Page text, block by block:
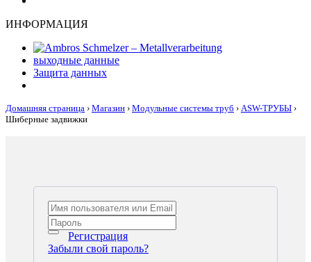
ИНФОРМАЦИЯ
выходные данные
Защита данных
Домашняя страница › Магазин › Модульные системы труб › ASW-ТРУБЫ ›
Шиберные задвижки
Регистрация
Забыли свой пароль?